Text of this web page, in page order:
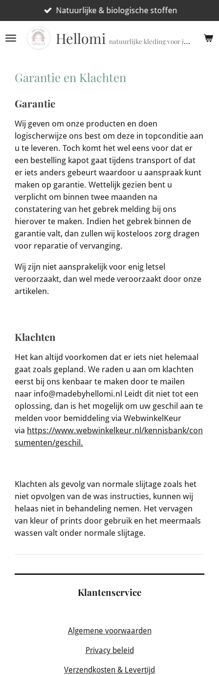
direct
naar
Hellomi natuurlijke kleding voor jouw prematuur!
Natuurlijke & biologische stoffen
Garantie en Klachten
Garantie
Wij geven om onze producten en doen
logischerwijze ons best om deze in topconditie aan
u te leveren. Toch komt het wel eens voor dat er
een bestelling kapot gaat tijdens transport of dat
er iets anders gebeurt waardoor u aanspraak kunt
maken op garantie. Wettelijk gezien bent u
verplicht om binnen twee maanden na
constatering van het gebrek melding bij ons
hierover te maken. Indien het gebrek binnen de
garantie valt, dan zullen wij kosteloos zorg dragen
voor reparatie of vervanging.
Wij zijn niet aansprakelijk voor enig letsel
veroorzaakt, dan wel mede veroorzaakt door onze
artikelen.
Klachten
Het kan altijd voorkomen dat er iets niet helemaal
gaat zoals gepland. We raden u aan om klachten
eerst bij ons kenbaar te maken door te mailen
naar info@madebyhellomi.nl Leidt dit niet tot een
oplossing, dan is het mogelijk om uw geschil aan te
melden voor bemiddeling via WebwinkelKeur
via https://www.webwinkelkeur.nl/kennisbank/con
sumenten/geschil.
Klachten als gevolg van normale slijtage zoals het
niet opvolgen van de was instructies, kunnen wij
helaas niet in behandeling nemen. Het vervagen
van kleur of prints door gebruik en het meermaals
wassen valt onder normale slijtage.
Klantenservice
Algemene voorwaarden
Privacy beleid
Verzendkosten & Levertijd